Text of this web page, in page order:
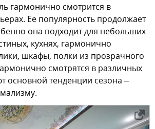
гармонично смотрится в
Ее популярность продолжает
она подходит для небольших
кухнях, гармонично
шкафы, полки из прозрачного
смотрятся в различных
основной тенденции сезона –